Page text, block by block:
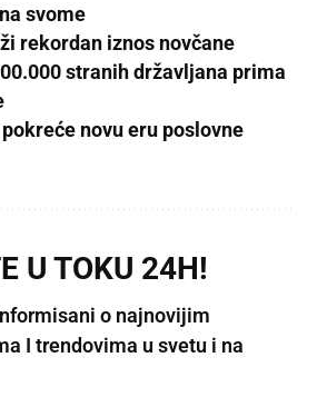
svome
rekordan iznos novčane
stranih državljana prima
novu eru poslovne
U TOKU 24H!
o najnovijim
I trendovima u svetu i na